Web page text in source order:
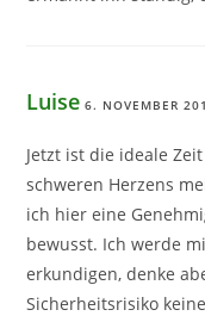
Luise 6. NOVEMBER
Jetzt ist die ideale
schweren Herzens
ich hier eine
bewusst. Ich werde
erkundigen, denke
Sicherheitsrisiko